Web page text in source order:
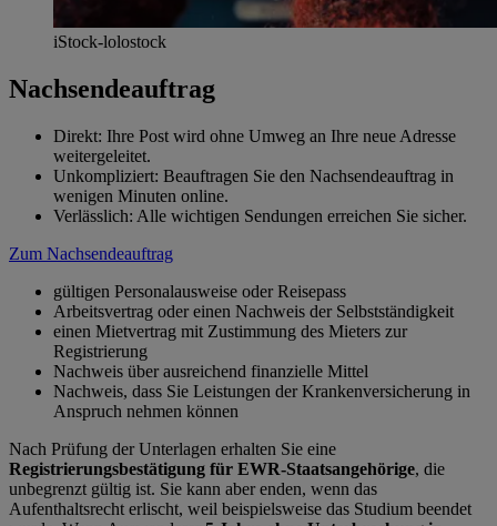
iStock-lolostock
Nachsendeauftrag
Direkt: Ihre Post wird ohne Umweg an Ihre neue Adresse
weitergeleitet.
Unkompliziert: Beauftragen Sie den Nachsendeauftrag in
wenigen Minuten online.
Verlässlich: Alle wichtigen Sendungen erreichen Sie sicher.
Zum Nachsendeauftrag
gültigen Personalausweise oder Reisepass
Arbeitsvertrag oder einen Nachweis der Selbstständigkeit
einen Mietvertrag mit Zustimmung des Mieters zur
Registrierung
Nachweis über ausreichend finanzielle Mittel
Nachweis, dass Sie Leistungen der Krankenversicherung in
Anspruch nehmen können
Nach Prüfung der Unterlagen erhalten Sie eine
Registrierungsbestätigung für EWR-Staatsangehörige, die
unbegrenzt gültig ist. Sie kann aber enden, wenn das
Aufenthaltsrecht erlischt, weil beispielsweise das Studium beendet